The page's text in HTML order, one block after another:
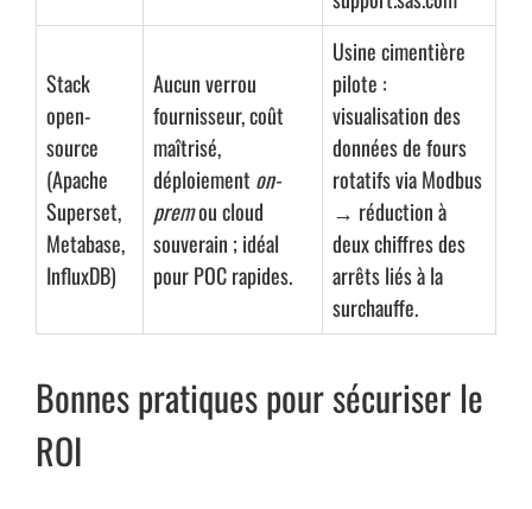
Stack
open-
source
(Apache
Superset,
Metabase,
InfluxDB)
Aucun verrou
fournisseur, coût
maîtrisé,
déploiement on-
premou cloud
souverain ; idéal
pour POC rapides.
Usine cimentière
pilote :
visualisation des
données de fours
rotatifs via Modbus
→ réduction à
deux chiffres des
arrêts liés à la
surchauffe.
Bonnes pratiques pour sécuriser le
ROI